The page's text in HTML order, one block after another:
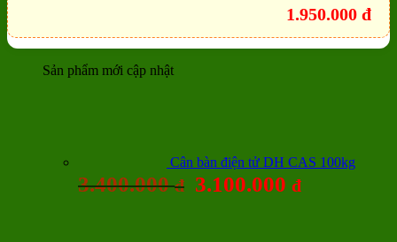
1.950.000 đ
Sản phẩm mới cập nhật
Cân bàn điện tử DH CAS 100kg
3.400.000đ 3.100.000 đ